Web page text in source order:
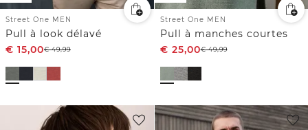
Street One MEN
Pull à look délavé
€ 15,00€49,99
Street One MEN
Pull à manches courtes
€ 25,00€49,99